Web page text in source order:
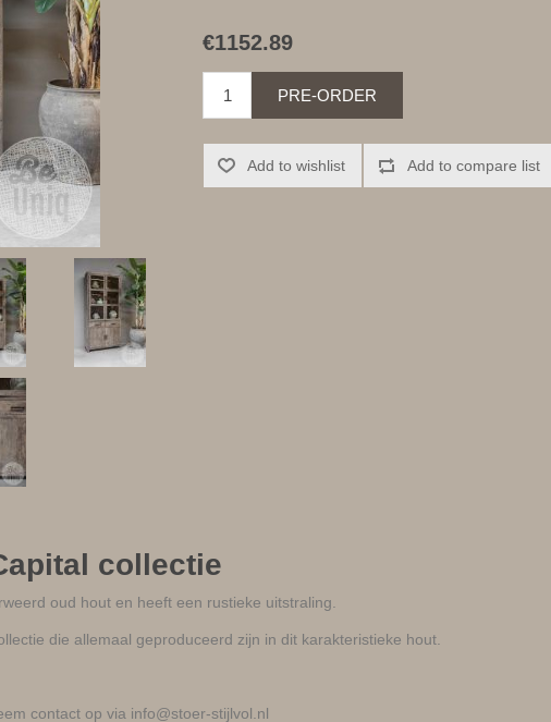
€1152.89
PRE-ORDER
Add to wishlist Add to compare list
collectie
oud hout en heeft een rustieke uitstraling.
die allemaal geproduceerd zijn in dit karakteristieke hout.
contact op via info@stoer-stijlvol.nl